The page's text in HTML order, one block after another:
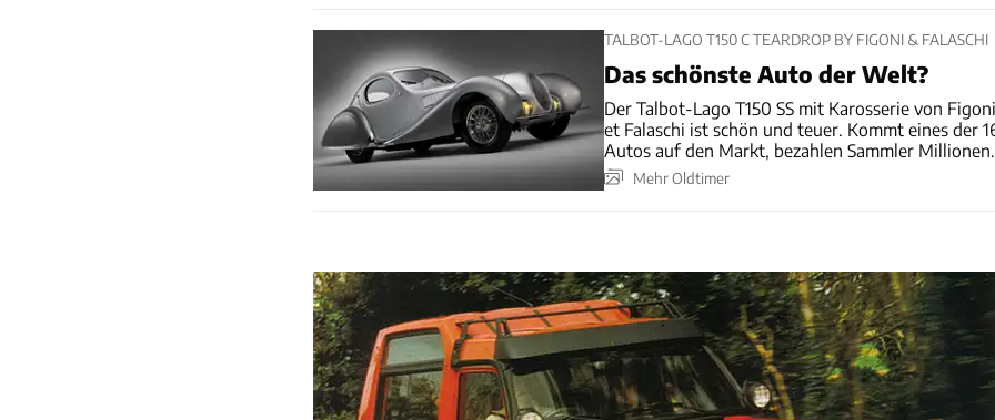
TALBOT-LAGO T150 C TEARDROP BY FIGONI & FALASCHI
Das schönste Auto der Welt?
Der Talbot-Lago T150 SS mit Karosserie von Figoni
et Falaschi ist schön und teuer. Kommt eines der
Autos auf den Markt, bezahlen Sammler Millionen.
Mehr Oldtimer